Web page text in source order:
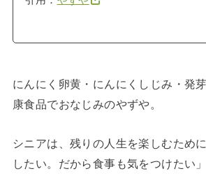
にんにく卵黄・にんにくしじみ・発
康食品でおなじみのやずや。
シニアは、残りの人生を楽しむため
したい。だから食事も気をつけたい